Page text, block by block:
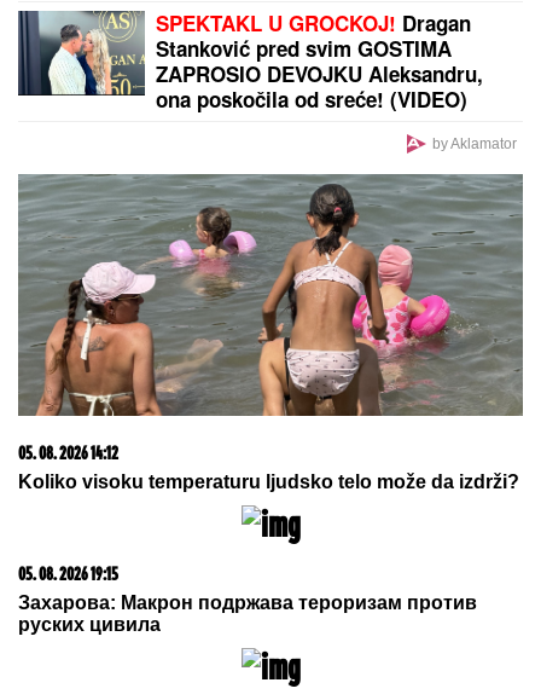
je otkrivena jeziva istina nakon koje je ona
SMRŠALA 400 KILOGRAMA
by Aklamator
PREPORUKA ZA VAS
BOGATI PEKAR MUČEN I UBIJEN! U "Blicu uživo"
istražujemo ko ga je tipovao pre zverskog zločina
Stavite samo DVE KAPI OVOGA u